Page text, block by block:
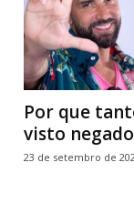
Por que
visto
23 de setembro de